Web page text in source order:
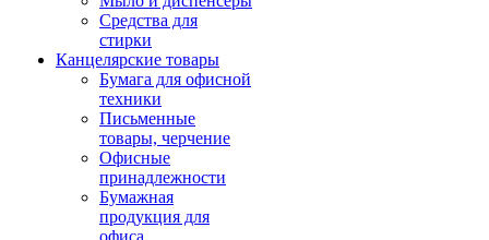
Средства для
стирки
Канцелярские товары
Бумага для офисной
техники
Письменные
товары, черчение
Офисные
принадлежности
Бумажная
продукция для
офиса